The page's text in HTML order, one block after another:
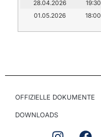
28.04.2026
19:30
01.05.2026
18:00
OFFIZIELLE DOKUMENTE
DOWNLOADS